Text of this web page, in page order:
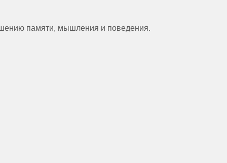
памяти, мышления и поведения.